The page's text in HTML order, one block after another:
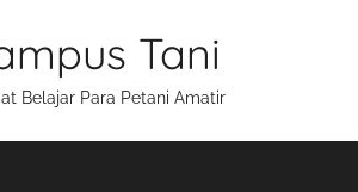
Tani
Belajar Para Petani Amatir